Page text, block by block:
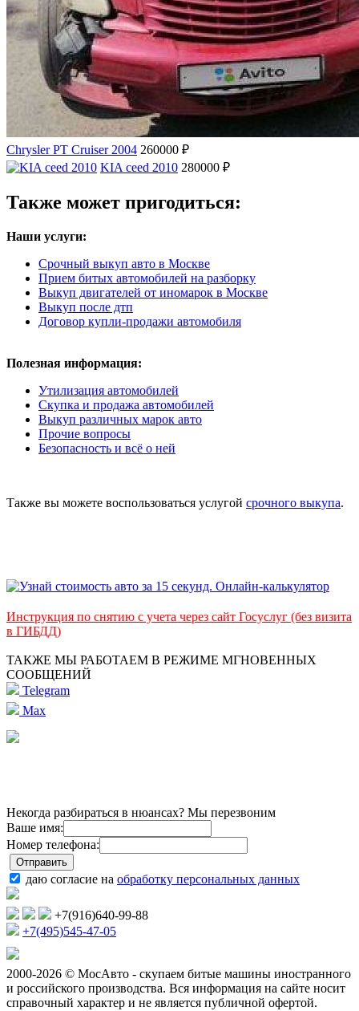
Chrysler PT Cruiser 2004 260000 ₽
KIA ceed 2010 280000 ₽
Также может пригодиться:
Наши услуги:
Срочный выкуп авто в Москве
Прием битых автомобилей на разборку
Выкуп двигателей от иномарок в Москве
Выкуп после дтп
Договор купли-продажи автомобиля
Полезная информация:
Утилизация автомобилей
Скупка и продажа автомобилей
Выкуп различных марок авто
Прочие вопросы
Безопасность и всё о ней
Также вы можете воспользоваться услугой срочного выкупа.
Инструкция по снятию с учета через сайт Госуслуг (без визита
в ГИБДД)
ТАКЖЕ МЫ РАБОТАЕМ В РЕЖИМЕ МГНОВЕННЫХ
СООБЩЕНИЙ
Telegram
Max
Некогда разбираться в нюансах? Мы перезвоним
Ваше имя:
Номер телефона:
даю согласие на обработку персональных данных
+7(916)640-99-88
+7(495)545-47-05
2000-2026 © МосАвто - скупаем битые машины иностранного
и российского производства. Вся информация на сайте носит
справочный характер и не является публичной офертой.